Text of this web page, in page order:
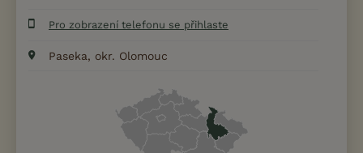
Pro zobrazení telefonu se přihlaste
Paseka, okr. Olomouc